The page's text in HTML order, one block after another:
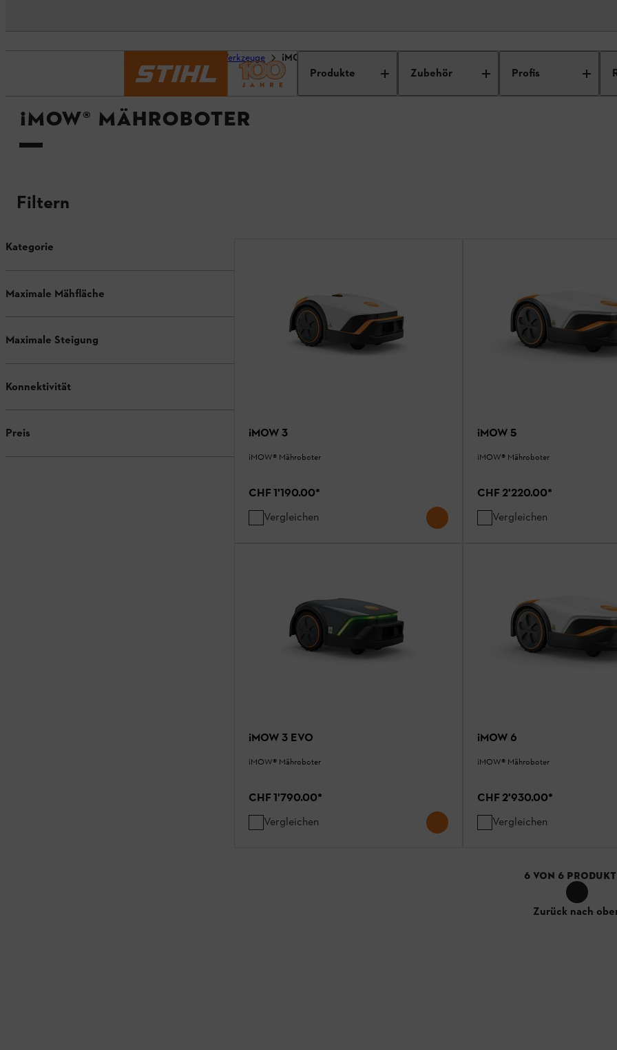
Produkte Zubehör Profis
Geräte & Werkzeuge ¡MOW® Mähroboter
¡MOW® MÄHROBOTER
Filtern
Kategorie
Maximale Mähfläche
Maximale Steigung
Konnektivität
Preis iMOW 3
¡MOW® Mähroboter
CHF 1'190.00*
Vergleichen
iMOW 5
¡MOW® Mähroboter
CHF 2'220.00*
Vergleichen
iMOW 3 EVO
¡MOW® Mähroboter
CHF 1'790.00*
Vergleichen
iMOW 6
¡MOW® Mähroboter
CHF 2'930.00*
Vergleichen
6 VON 6
Zurück nach